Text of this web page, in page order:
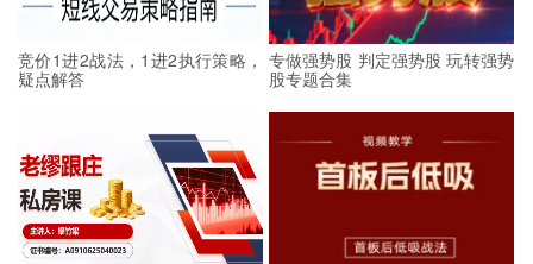
竞价1进2战法，1进2执行策略，
疑点解答
专做强势股 判定强势股 玩转强势
股专题合集